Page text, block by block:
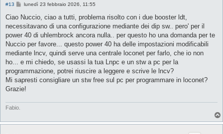
#13
M
s
a
g
i
o
lunedì 23 febbraio 2026, 11:55
Ciao Nuccio, ciao a tutti, problema risolto con i due booster ldt,
necessitavano di una configurazione mediante dei dip sw.. pero' per il
power 40 di uhlembrock ancora nulla.. per questo ho una domanda per te
Nuccio per favore... questo power 40 ha delle impostazioni modificabili
mediante lncv, quindi serve una centrale loconet per farlo, che io non
ho... e mi chiedo, se usassi la tua Lnpc e un stw a pc per la
programmazione, potrei riuscire a leggere e scrive le lncv?
Mi sapresti consigliare un stw free sul pc per programmare in loconet?
Grazie!
Fabio.